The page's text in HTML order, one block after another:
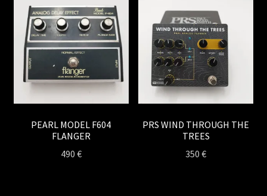
PEARL MODEL F604
FLANGER
490 €
PRS WIND THROUGH THE
TREES
350€